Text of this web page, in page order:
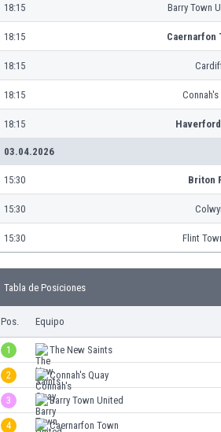
18:15 Barry Town
18:15 Caernarfon
18:15
18:15 Connah's
18:15
03.04.2026
15:30 Briton
15:30
15:30 Flint
Tabla de Posiciones
Pos. Equipo
1 The New Saints
2 Connah's Quay
3 Barry Town United
4 Caernarfon Town